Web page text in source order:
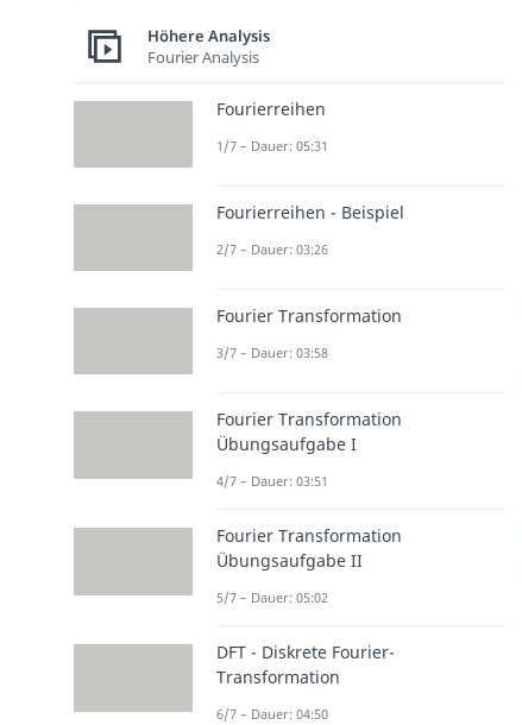
Höhere Analysis
Fourier Analysis
Fourierreihen
1/7 – Dauer: 05:31
Fourierreihen - Beispiel
2/7 – Dauer: 03:26
Fourier Transformation
3/7 – Dauer: 03:58
Fourier Transformation
Übungsaufgabe I
4/7 – Dauer: 03:51
Fourier Transformation
Übungsaufgabe II
5/7 – Dauer: 05:02
DFT - Diskrete Fourier-
Transformation
6/7 – Dauer: 04:50